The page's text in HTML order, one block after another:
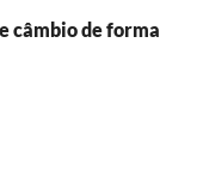
câmbio de forma